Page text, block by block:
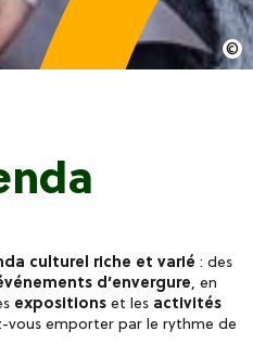
culturel riche et varié : des
d’envergure, en
expositions et les activités
vous emporter par le rythme de